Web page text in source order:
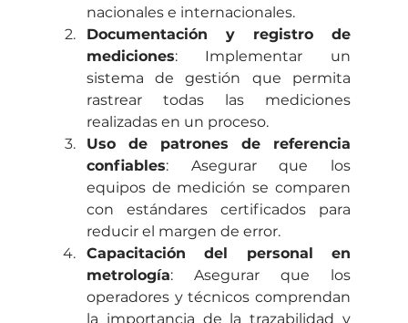
nacionales e internacionales.
Documentación y registro de
mediciones: Implementar un
sistema de gestión que permita
rastrear todas las mediciones
realizadas en un proceso.
Uso de patrones de referencia
confiables: Asegurar que los
equipos de medición se comparen
con estándares certificados para
reducir el margen de error.
Capacitación del personal en
metrología: Asegurar que los
operadores y técnicos comprendan
la importancia de la trazabilidad y